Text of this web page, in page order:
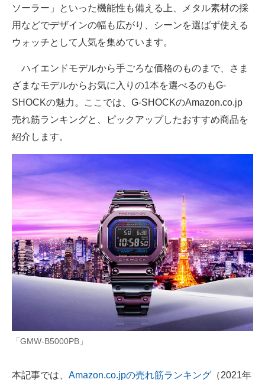
メディア
スマホと通信の最新トレンド
進化するPCとデバイスの未来
ビジネスと働き方のヒント
AI活用のいまが分かる
企業ITのトレンドを詳説
経営リーダーのコミュニティ
マーケ×ITの今がよく分かる
ITエンジニア向け専門サイト
企業向けIT製品の総合サイト
製造業のIT導入・活用を支援
ソーラー」といった機能性も備える上、メタル素材の採
用などでデザインの幅も広がり、シーンを選ばず使える
ウォッチとして人気を集めています。
ハイエンドモデルから手ごろな価格のものまで、さま
ざまなモデルからお気に入りの1本を選べるのもG-
SHOCKの魅力。ここでは、G-SHOCKのAmazon.co.jp
売れ筋ランキングと、ピックアップしたおすすめ商品を
紹介します。
「GMW-B5000PB」
本記事では、 Amazon.co.jpの売れ筋ランキング （2021年